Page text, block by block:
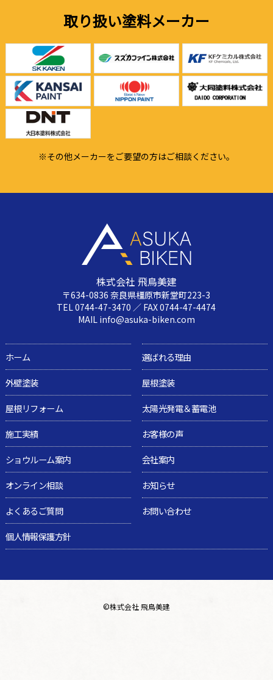
取り扱い塗料メーカー
※その他メーカーをご要望の方はご相談ください。
株式会社 飛鳥美建
〒634-0836 奈良県橿原市新堂町223-3
TEL 0744-47-3470 ／ FAX 0744-47-4474
MAIL info@asuka-biken.com
ホーム
選ばれる理由
外壁塗装
屋根塗装
屋根リフォーム
太陽光発電＆蓄電池
施工実績
お客様の声
ショウルーム案内
会社案内
オンライン相談
お知らせ
よくあるご質問
お問い合わせ
個人情報保護方針
©株式会社 飛鳥美建